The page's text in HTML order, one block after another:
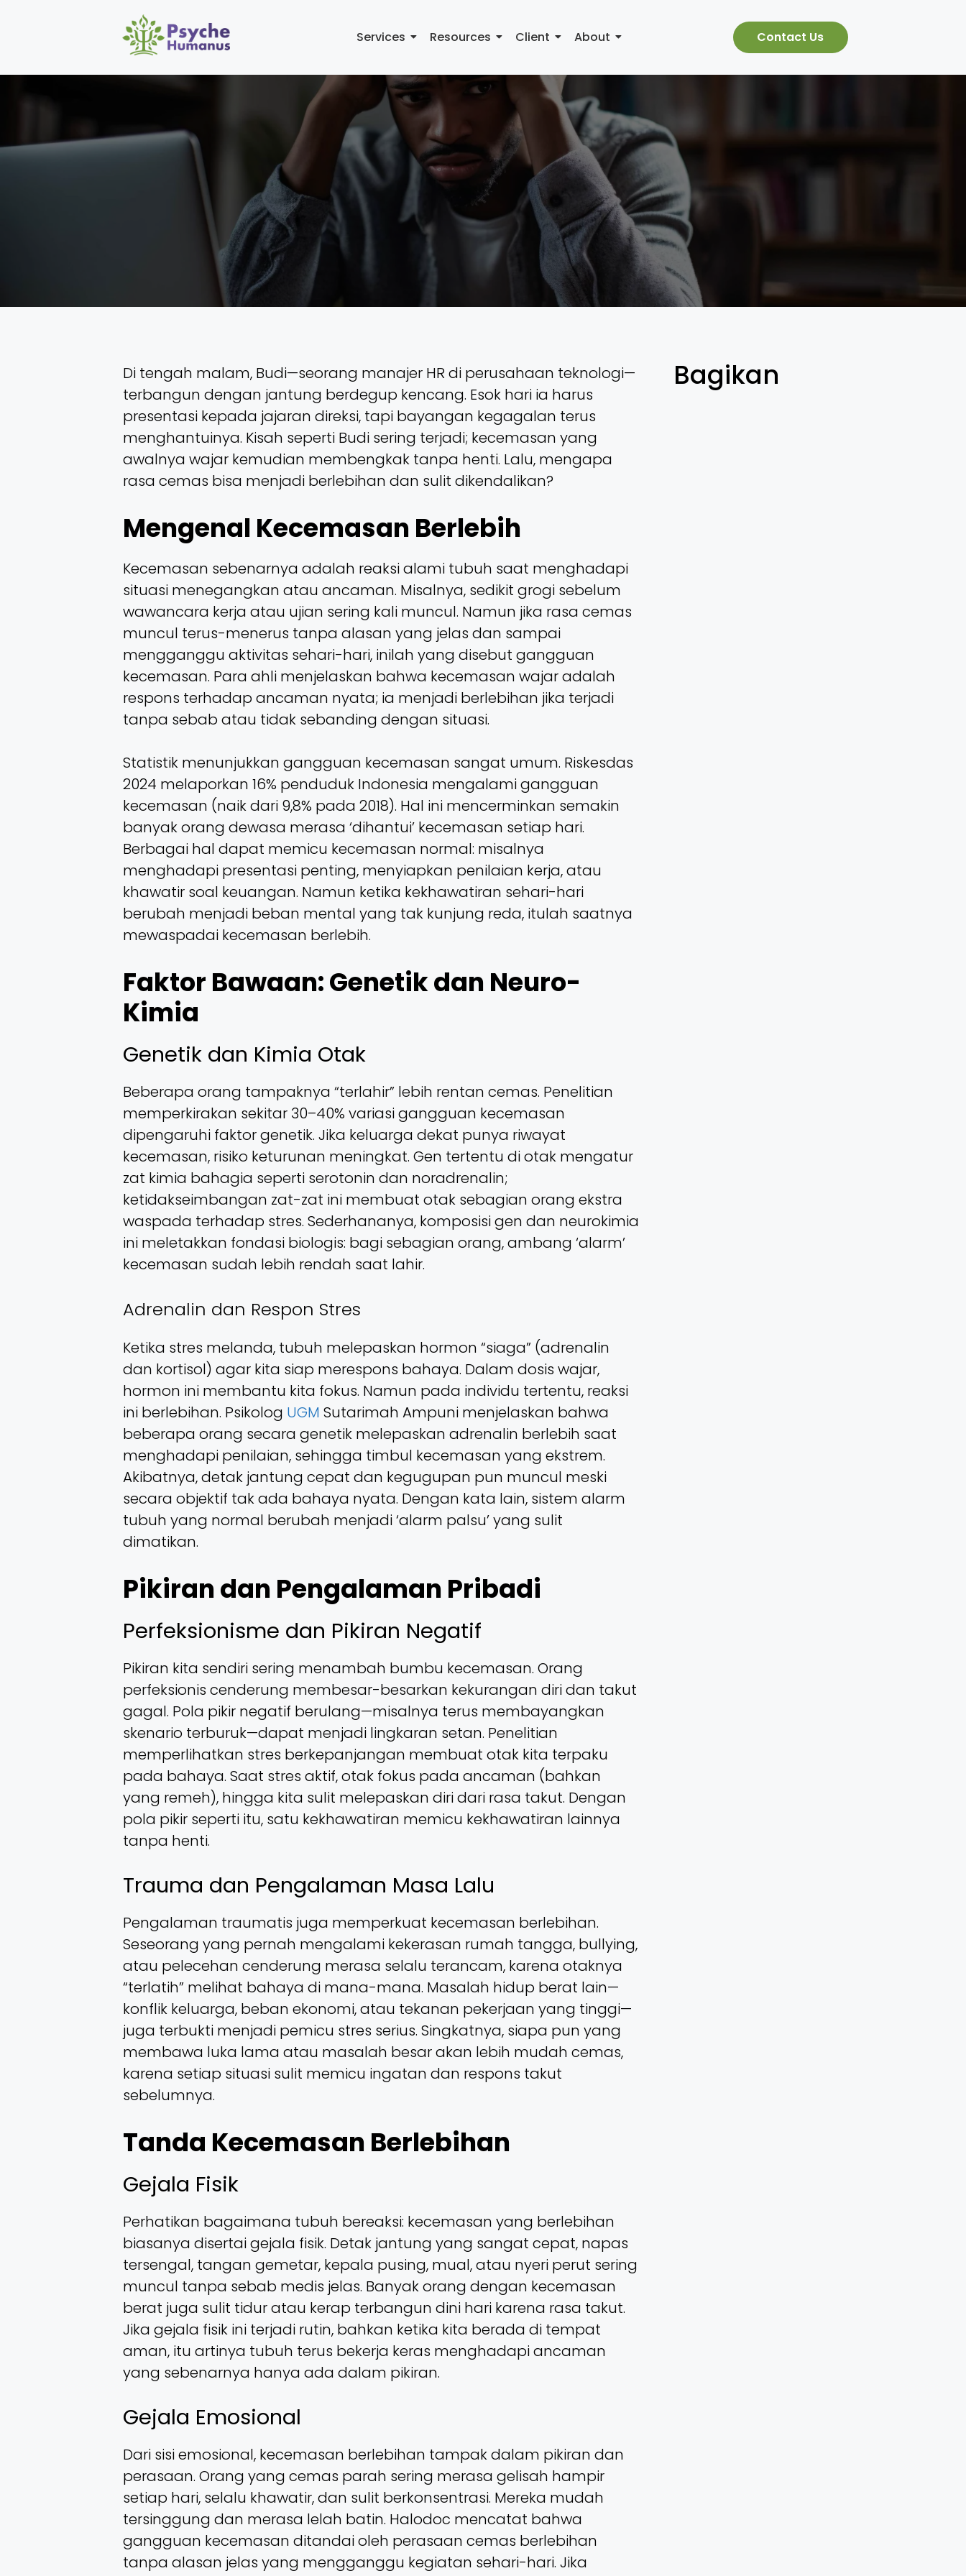
Services Resources Client About Contact Us
Di tengah malam, Budi—seorang manajer HR di perusahaan teknologi—
terbangun dengan jantung berdegup kencang. Esok hari ia harus
presentasi kepada jajaran direksi, tapi bayangan kegagalan terus
menghantuinya. Kisah seperti Budi sering terjadi; kecemasan yang
awalnya wajar kemudian membengkak tanpa henti. Lalu, mengapa
rasa cemas bisa menjadi berlebihan dan sulit dikendalikan?
Mengenal Kecemasan Berlebih
Kecemasan sebenarnya adalah reaksi alami tubuh saat menghadapi
situasi menegangkan atau ancaman. Misalnya, sedikit grogi sebelum
wawancara kerja atau ujian sering kali muncul. Namun jika rasa cemas
muncul terus-menerus tanpa alasan yang jelas dan sampai
mengganggu aktivitas sehari-hari, inilah yang disebut gangguan
kecemasan. Para ahli menjelaskan bahwa kecemasan wajar adalah
respons terhadap ancaman nyata; ia menjadi berlebihan jika terjadi
tanpa sebab atau tidak sebanding dengan situasi.
Statistik menunjukkan gangguan kecemasan sangat umum. Riskesdas
2024 melaporkan 16% penduduk Indonesia mengalami gangguan
kecemasan (naik dari 9,8% pada 2018). Hal ini mencerminkan semakin
banyak orang dewasa merasa ‘dihantui’ kecemasan setiap hari.
Berbagai hal dapat memicu kecemasan normal: misalnya
menghadapi presentasi penting, menyiapkan penilaian kerja, atau
khawatir soal keuangan. Namun ketika kekhawatiran sehari-hari
berubah menjadi beban mental yang tak kunjung reda, itulah saatnya
mewaspadai kecemasan berlebih.
Faktor Bawaan: Genetik dan Neuro-
Kimia
Genetik dan Kimia Otak
Beberapa orang tampaknya “terlahir” lebih rentan cemas. Penelitian
memperkirakan sekitar 30–40% variasi gangguan kecemasan
dipengaruhi faktor genetik. Jika keluarga dekat punya riwayat
kecemasan, risiko keturunan meningkat. Gen tertentu di otak mengatur
zat kimia bahagia seperti serotonin dan noradrenalin;
ketidakseimbangan zat-zat ini membuat otak sebagian orang ekstra
waspada terhadap stres. Sederhananya, komposisi gen dan neurokimia
ini meletakkan fondasi biologis: bagi sebagian orang, ambang ‘alarm’
kecemasan sudah lebih rendah saat lahir.
Adrenalin dan Respon Stres
Ketika stres melanda, tubuh melepaskan hormon “siaga” (adrenalin
dan kortisol) agar kita siap merespons bahaya. Dalam dosis wajar,
hormon ini membantu kita fokus. Namun pada individu tertentu, reaksi
ini berlebihan. Psikolog UGM Sutarimah Ampuni menjelaskan bahwa
beberapa orang secara genetik melepaskan adrenalin berlebih saat
menghadapi penilaian, sehingga timbul kecemasan yang ekstrem.
Akibatnya, detak jantung cepat dan kegugupan pun muncul meski
secara objektif tak ada bahaya nyata. Dengan kata lain, sistem alarm
tubuh yang normal berubah menjadi ‘alarm palsu’ yang sulit
dimatikan.
Pikiran dan Pengalaman Pribadi
Perfeksionisme dan Pikiran Negatif
Pikiran kita sendiri sering menambah bumbu kecemasan. Orang
perfeksionis cenderung membesar-besarkan kekurangan diri dan takut
gagal. Pola pikir negatif berulang—misalnya terus membayangkan
skenario terburuk—dapat menjadi lingkaran setan. Penelitian
memperlihatkan stres berkepanjangan membuat otak kita terpaku
pada bahaya. Saat stres aktif, otak fokus pada ancaman (bahkan
yang remeh), hingga kita sulit melepaskan diri dari rasa takut. Dengan
pola pikir seperti itu, satu kekhawatiran memicu kekhawatiran lainnya
tanpa henti.
Trauma dan Pengalaman Masa Lalu
Pengalaman traumatis juga memperkuat kecemasan berlebihan.
Seseorang yang pernah mengalami kekerasan rumah tangga, bullying,
atau pelecehan cenderung merasa selalu terancam, karena otaknya
“terlatih” melihat bahaya di mana-mana. Masalah hidup berat lain—
konflik keluarga, beban ekonomi, atau tekanan pekerjaan yang tinggi—
juga terbukti menjadi pemicu stres serius. Singkatnya, siapa pun yang
membawa luka lama atau masalah besar akan lebih mudah cemas,
karena setiap situasi sulit memicu ingatan dan respons takut
sebelumnya.
Tanda Kecemasan Berlebihan
Gejala Fisik
Perhatikan bagaimana tubuh bereaksi: kecemasan yang berlebihan
biasanya disertai gejala fisik. Detak jantung yang sangat cepat, napas
tersengal, tangan gemetar, kepala pusing, mual, atau nyeri perut sering
muncul tanpa sebab medis jelas. Banyak orang dengan kecemasan
berat juga sulit tidur atau kerap terbangun dini hari karena rasa takut.
Jika gejala fisik ini terjadi rutin, bahkan ketika kita berada di tempat
aman, itu artinya tubuh terus bekerja keras menghadapi ancaman
yang sebenarnya hanya ada dalam pikiran.
Gejala Emosional
Dari sisi emosional, kecemasan berlebihan tampak dalam pikiran dan
perasaan. Orang yang cemas parah sering merasa gelisah hampir
setiap hari, selalu khawatir, dan sulit berkonsentrasi. Mereka mudah
tersinggung dan merasa lelah batin. Halodoc mencatat bahwa
gangguan kecemasan ditandai oleh perasaan cemas berlebihan
tanpa alasan jelas yang mengganggu kegiatan sehari-hari. Jika
Bagikan